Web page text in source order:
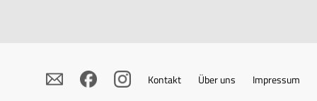
Kontakt Über uns Impressum